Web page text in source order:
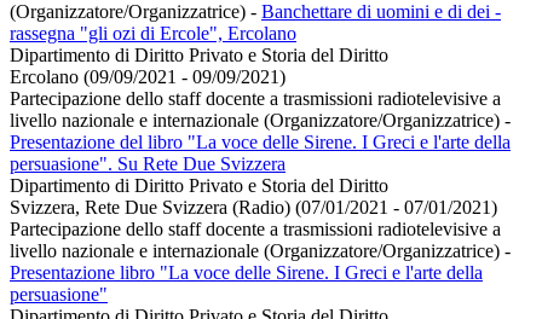
(Organizzatore/Organizzatrice) - Banchettare di uomini e di dei -
rassegna "gli ozi di Ercole", Ercolano
Dipartimento di Diritto Privato e Storia del Diritto
Ercolano (09/09/2021 - 09/09/2021)
Partecipazione dello staff docente a trasmissioni radiotelevisive a
livello nazionale e internazionale (Organizzatore/Organizzatrice) -
Presentazione del libro "La voce delle Sirene. I Greci e l'arte della
persuasione". Su Rete Due Svizzera
Dipartimento di Diritto Privato e Storia del Diritto
Svizzera, Rete Due Svizzera (Radio) (07/01/2021 - 07/01/2021)
Partecipazione dello staff docente a trasmissioni radiotelevisive a
livello nazionale e internazionale (Organizzatore/Organizzatrice) -
Presentazione libro "La voce delle Sirene. I Greci e l'arte della
persuasione"